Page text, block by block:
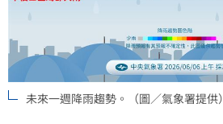
未來一週降雨趨勢。（圖／氣象署提供）